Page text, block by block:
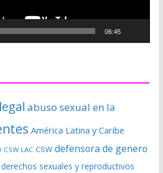
06:45
abuso sexual en la
América Latina y Caribe
CSW LAC CSW defensora de genero
derechos sexuales y reproductivos